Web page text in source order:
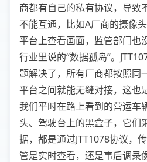
商都有自己的私有协议，导致
不能互通，比如A厂商的摄像
平台上查看画面，监管部门也
行业里说的“数据孤岛”。
题解决了，所有厂商都按照同
平台之间就能无缝对接，这也
我们平时在路上看到的营运车
头、驾驶台上的黑盒子，它们
据，都是通过JTT1078协议，
管是实时查看，还是事后调录